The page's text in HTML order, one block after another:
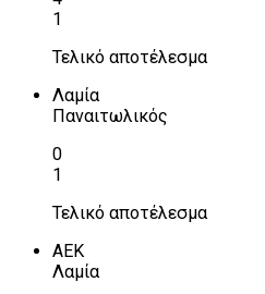
1
Τελικό αποτέλεσμα
Λαμία
Παναιτωλικός
0
1
Τελικό αποτέλεσμα
ΑΕΚ
Λαμία